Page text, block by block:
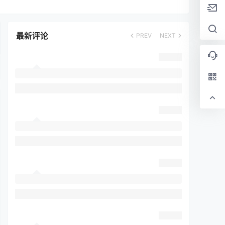
最新评论 PREV NEXT